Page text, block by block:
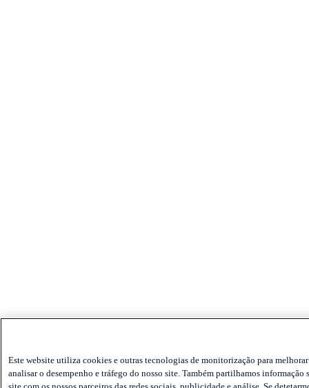
Este website utiliza cookies e outras tecnologias de monitorização para
analisar o desempenho e tráfego do nosso site. Também partilhamos informação